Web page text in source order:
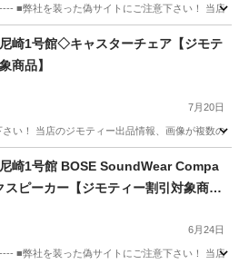
弊社を装った偽サイトにご注意下さい！ 当店の
おもちゃ 店頭
崎1号館◇キャスターチェア【ジモテ
商品】
7月20日
い！ 当店のジモティー出品情報、画像が複数の
椅子 ドリーム
崎1号館 BOSE SoundWear Compa
ピーカー【ジモティー割引対象商
6月24日
弊社を装った偽サイトにご注意下さい！ 当店の